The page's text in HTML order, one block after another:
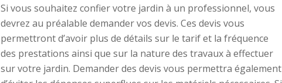
Si vous souhaitez confier votre jardin à un professionnel, vous
devrez au préalable demander vos devis. Ces devis vous
permettront d’avoir plus de détails sur le tarif et la fréquence
des prestations ainsi que sur la nature des travaux à effectuer
sur votre jardin. Demander des devis vous permettra également